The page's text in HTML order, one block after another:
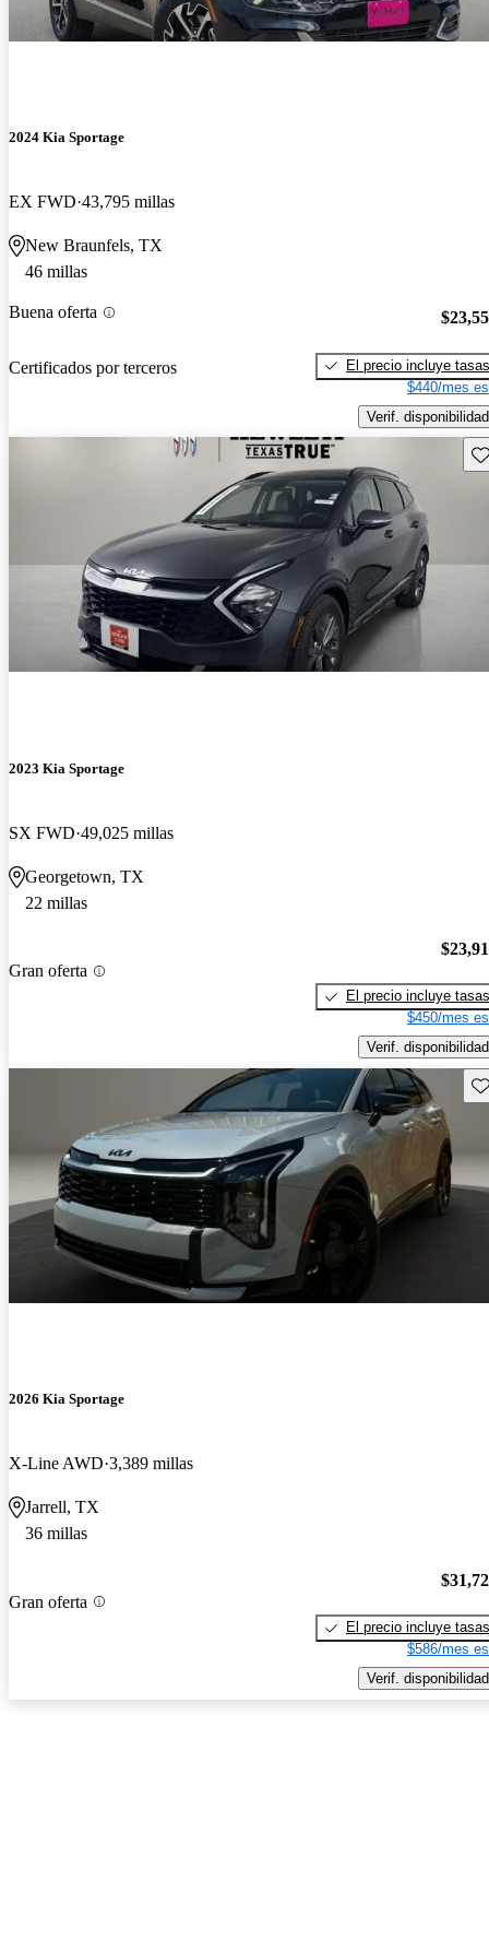
2024 Kia Sportage
EX FWD 43,795 millas
New Braunfels, TX
46 millas
Buena oferta
Certificados por terceros
El precio incluye tasas
$440/mes
Verif. disponibilidad
2023 Kia Sportage
SX FWD 49,025 millas
Georgetown, TX
22 millas
Gran oferta
El precio incluye tasas
$450/mes
Verif. disponibilidad
2026 Kia Sportage
X-Line AWD 3,389 millas
Jarrell, TX
36 millas
Gran oferta
El precio incluye tasas
$586/mes
Verif. disponibilidad